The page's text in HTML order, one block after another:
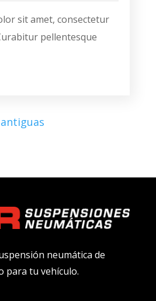
sit amet, consectetur
pellentesque
neumática de
para tu vehículo.